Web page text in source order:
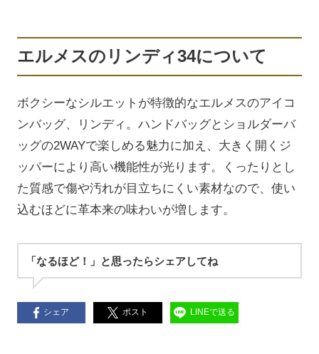
エルメスのリンディ34について
ボクシーなシルエットが特徴的なエルメスのアイコ
ンバッグ、リンディ。ハンドバッグとショルダーバ
ッグの2WAYで楽しめる魅力に加え、大きく開くジ
ッパーにより高い機能性が光ります。くったりとし
た質感で傷や汚れが目立ちにくい素材なので、使い
込むほどに革本来の味わいが増します。
「なるほど！」と思ったらシェアしてね
シェア ポスト LINEで送る